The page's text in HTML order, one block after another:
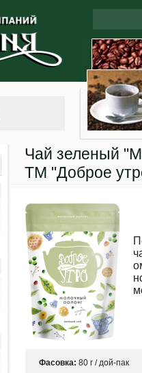
Чай зеленый
ТМ "Доброе
Фасовка: 80 г / дой-пак